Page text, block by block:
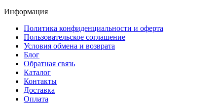
Информация
Политика конфиденциальности и оферта
Пользовательское соглашение
Условия обмена и возврата
Блог
Обратная связь
Каталог
Контакты
Доставка
Оплата